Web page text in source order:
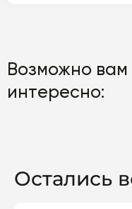
Возможно вам
интересно:
Остались